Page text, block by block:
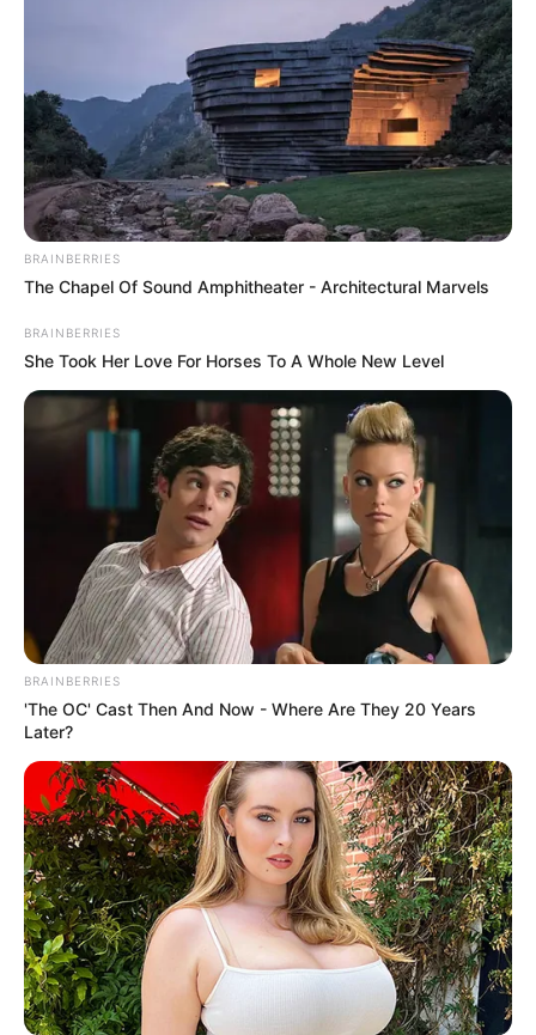
BRAINBERRIES
The Chapel Of Sound Amphitheater - Architectural Marvels
BRAINBERRIES
She Took Her Love For Horses To A Whole New Level
BRAINBERRIES
'The OC' Cast Then And Now - Where Are They 20 Years
Later?